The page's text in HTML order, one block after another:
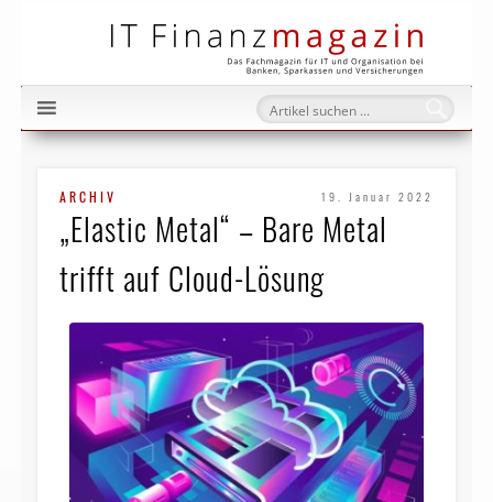
ARCHIV 19. Januar 2022
„Elastic Metal“ – Bare Metal
trifft auf Cloud-Lösung